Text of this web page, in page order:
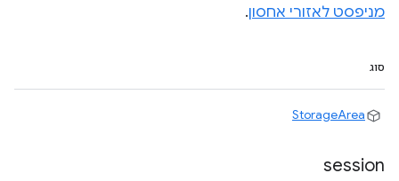
מניפסט לאזורי אחסון.
סוג
StorageArea
session